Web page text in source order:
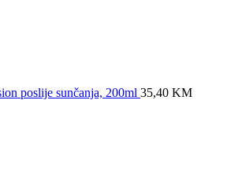
poslije sunčanja, 200ml 35,40 KM